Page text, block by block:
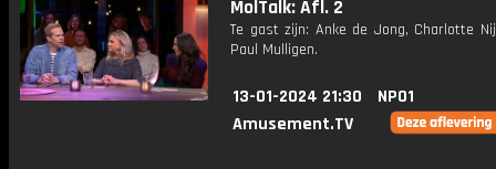
MolTalk: Afl. 2
Te gast zijn: Anke de Jong, Charlotte
Paul Mulligen.
13-01-2024 21:30
NPO1
Amusement.TV